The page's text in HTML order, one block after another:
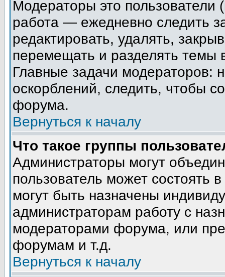
Модераторы это пользователи
работа — ежедневно следить
редактировать, удалять,
перемещать и разделять темы
Главные задачи модераторов:
оскорблений, следить, чтобы
форума.
Вернуться к началу
Что такое группы
Администраторы могут
пользователь может состоять
могут быть назначены
администраторам работу с
модераторами форума, или
форумам и т.д.
Вернуться к началу